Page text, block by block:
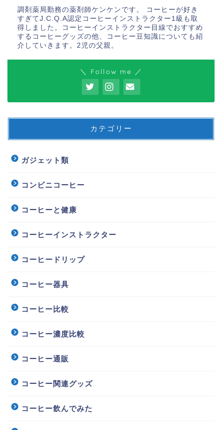
調剤薬局勤務の薬剤師ケンケンです。 コーヒーが好き
すぎてJ.C.Q.A認定コーヒーインストラクター1級も取
得しました。コーヒーインストラクター目線でおすすめ
するコーヒーグッズの他、コーヒー豆知識についても紹
介していきます。2児の父親。
＼ Follow me ／
カテゴリー
ガジェット類
コンビニコーヒー
コーヒーと健康
コーヒーインストラクター
コーヒードリップ
コーヒー器具
コーヒー比較
コーヒー濃度比較
コーヒー通販
コーヒー関連グッズ
コーヒー飲んでみた